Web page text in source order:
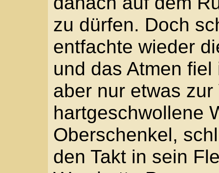
„Es wäre …“ Die
weiten Steinwüste. „
Vorbei. Ein Windstoß
Keine Bänder mehr,
Würmer mit offenen
Beide Fäuste presste
vor ihnen zu
„ … das Hemd ist